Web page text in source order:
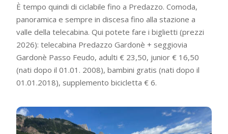
È tempo quindi di ciclabile fino a Predazzo. Comoda,
panoramica e sempre in discesa fino alla stazione a
valle della telecabina. Qui potete fare i biglietti (prezzi
2026): telecabina Predazzo Gardonè + seggiovia
Gardonè Passo Feudo, adulti € 23,50, junior € 16,50
(nati dopo il 01.01. 2008), bambini gratis (nati dopo il
01.01.2018), supplemento bicicletta € 6.